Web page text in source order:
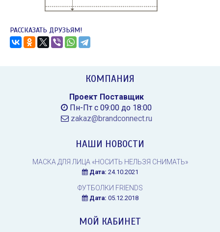
РАССКАЗАТЬ ДРУЗЬЯМ!
КОМПАНИЯ
Проект Поставщик
Пн-Пт с 09:00 до 18:00
zakaz@brandconnect.ru
НАШИ НОВОСТИ
МАСКА ДЛЯ ЛИЦА «НОСИТЬ НЕЛЬЗЯ СНИМАТЬ»
Дата: 24.10.2021
ФУТБОЛКИ FRIENDS
Дата: 05.12.2018
МОЙ КАБИНЕТ